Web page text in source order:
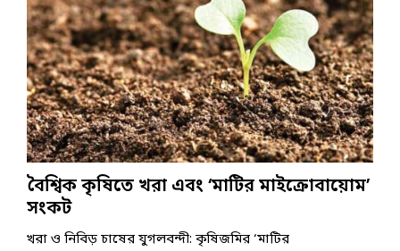
বৈশ্বিক কৃষিতে খরা এবং ‘মাটির মাইক্রোবায়োম’
সংকট
খরা ও নিবিড় চাষের যুগলবন্দী: কৃষিজমির ‘মাটির